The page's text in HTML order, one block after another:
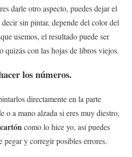
darle otro aspecto, puedes dejar el
sin pintar, depende del color del
usemos, el resultado puede ser
quizás con las hojas de libros viejos.
los números.
directamente en la parte
o a mano alzada si eres muy diestro,
como lo hice yo, así puedes
pegar y corregir posibles errores.